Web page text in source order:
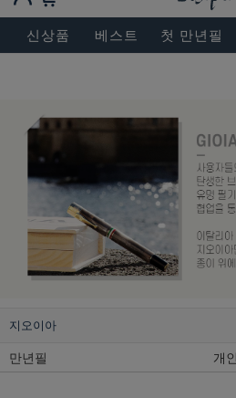
BESEN MASTERPIECE,
신상품 베스트 첫 만년필
지오이아
만년필 개